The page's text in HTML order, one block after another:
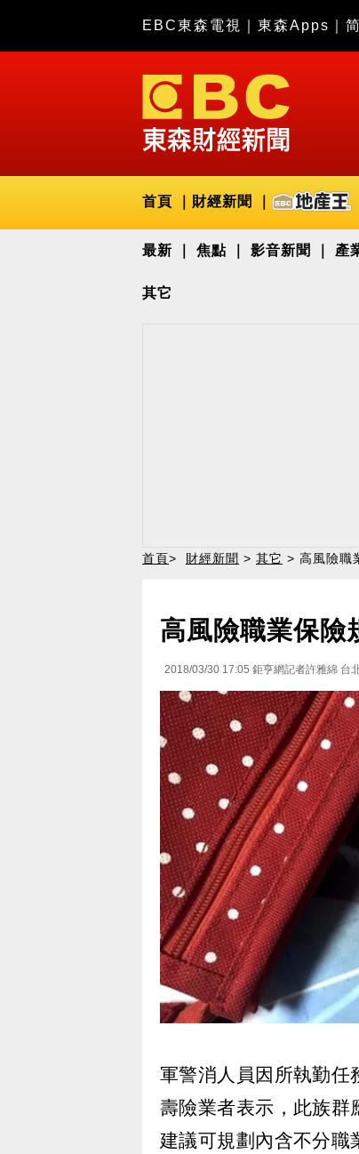
EBC東森電視 東森Apps
首頁 財經新聞
最新 焦點 影音新聞 產
其它
首頁> 財經新聞 > 其它 > 高風險職
高風險職業保險
2018/03/30 17:05 鉅亨網記者許雅綿 台
軍警消人員因所執勤任
壽險業者表示，此族群
建議可規劃內含不分職